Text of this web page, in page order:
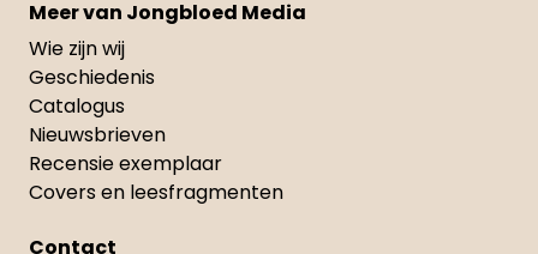
Meer van Jongbloed Media
Wie zijn wij
Geschiedenis
Catalogus
Nieuwsbrieven
Recensie exemplaar
Covers en leesfragmenten
Contact